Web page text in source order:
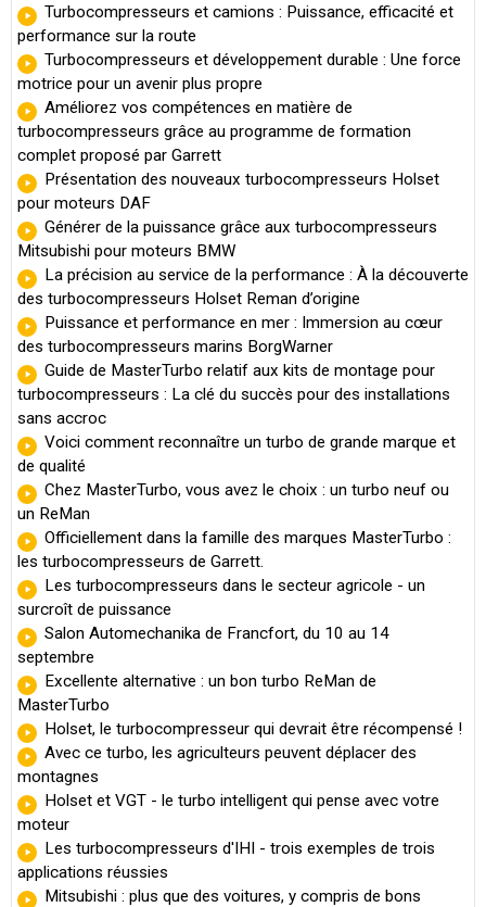
Turbocompresseurs et camions : Puissance, efficacité et
performance sur la route
Turbocompresseurs et développement durable : Une force
motrice pour un avenir plus propre
Améliorez vos compétences en matière de
turbocompresseurs grâce au programme de formation
complet proposé par Garrett
Présentation des nouveaux turbocompresseurs Holset
pour moteurs DAF
Générer de la puissance grâce aux turbocompresseurs
Mitsubishi pour moteurs BMW
La précision au service de la performance : À la découverte
des turbocompresseurs Holset Reman d’origine
Puissance et performance en mer : Immersion au cœur
des turbocompresseurs marins BorgWarner
Guide de MasterTurbo relatif aux kits de montage pour
turbocompresseurs : La clé du succès pour des installations
sans accroc
Voici comment reconnaître un turbo de grande marque et
de qualité
Chez MasterTurbo, vous avez le choix : un turbo neuf ou
un ReMan
Officiellement dans la famille des marques MasterTurbo :
les turbocompresseurs de Garrett.
Les turbocompresseurs dans le secteur agricole - un
surcroît de puissance
Salon Automechanika de Francfort, du 10 au 14
septembre
Excellente alternative : un bon turbo ReMan de
MasterTurbo
Holset, le turbocompresseur qui devrait être récompensé !
Avec ce turbo, les agriculteurs peuvent déplacer des
montagnes
Holset et VGT - le turbo intelligent qui pense avec votre
moteur
Les turbocompresseurs d'IHI - trois exemples de trois
applications réussies
Mitsubishi : plus que des voitures, y compris de bons